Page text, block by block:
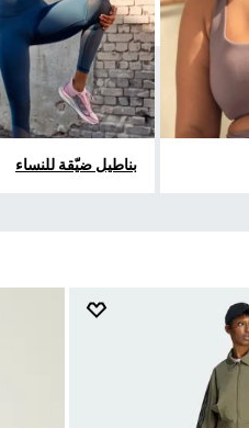
بناطيل ضيّقة للنساء